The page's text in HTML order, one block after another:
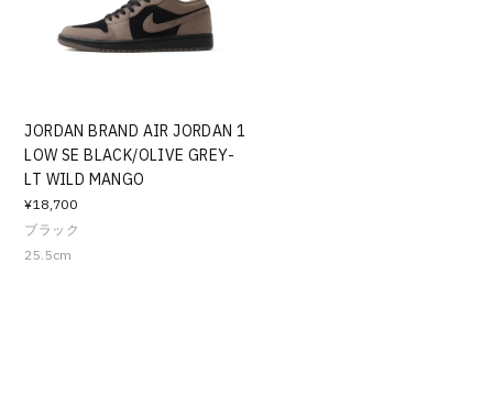
JORDAN BRAND AIR JORDAN 1
LOW SE BLACK/OLIVE GREY-
LT WILD MANGO
¥18,700
ブラック
25.5cm